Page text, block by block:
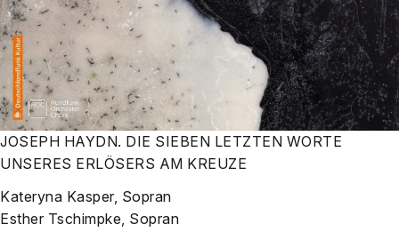
JOSEPH HAYDN. DIE SIEBEN LETZTEN WORTE
UNSERES ERLÖSERS AM KREUZE
Katery­na Kas­per, Sopran
Esther Tschimp­ke, Sopran